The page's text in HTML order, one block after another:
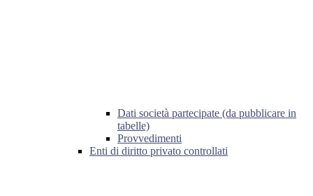
Dati società partecipate (da pubblicare in
tabelle)
Provvedimenti
Enti di diritto privato controllati